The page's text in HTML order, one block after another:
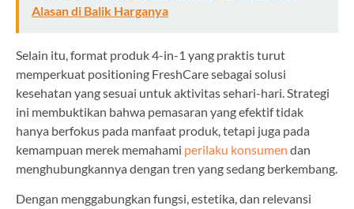
Alasan di Balik Harganya
Selain itu, format produk 4-in-1 yang praktis turut
memperkuat positioning FreshCare sebagai solusi
kesehatan yang sesuai untuk aktivitas sehari-hari. Strategi
ini membuktikan bahwa pemasaran yang efektif tidak
hanya berfokus pada manfaat produk, tetapi juga pada
kemampuan merek memahami perilaku konsumen dan
menghubungkannya dengan tren yang sedang berkembang.
Dengan menggabungkan fungsi, estetika, dan relevansi